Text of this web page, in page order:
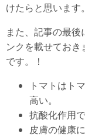
けたらと思います。
また、記事の最
ンクを載せてお
です。！
トマトはト
高い。
抗酸化作用
皮膚の健康に